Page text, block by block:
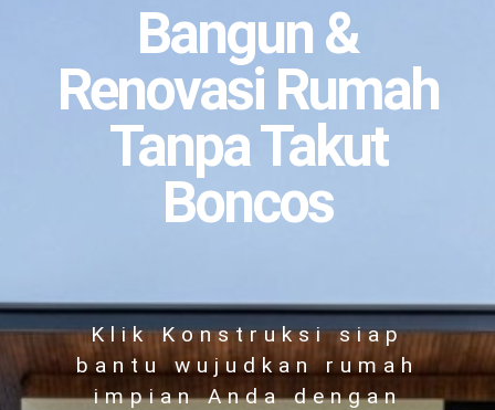
Bangun &
Renovasi Rumah
Tanpa Takut
Boncos
Klik Konstruksi siap
bantu wujudkan rumah
impian Anda dengan